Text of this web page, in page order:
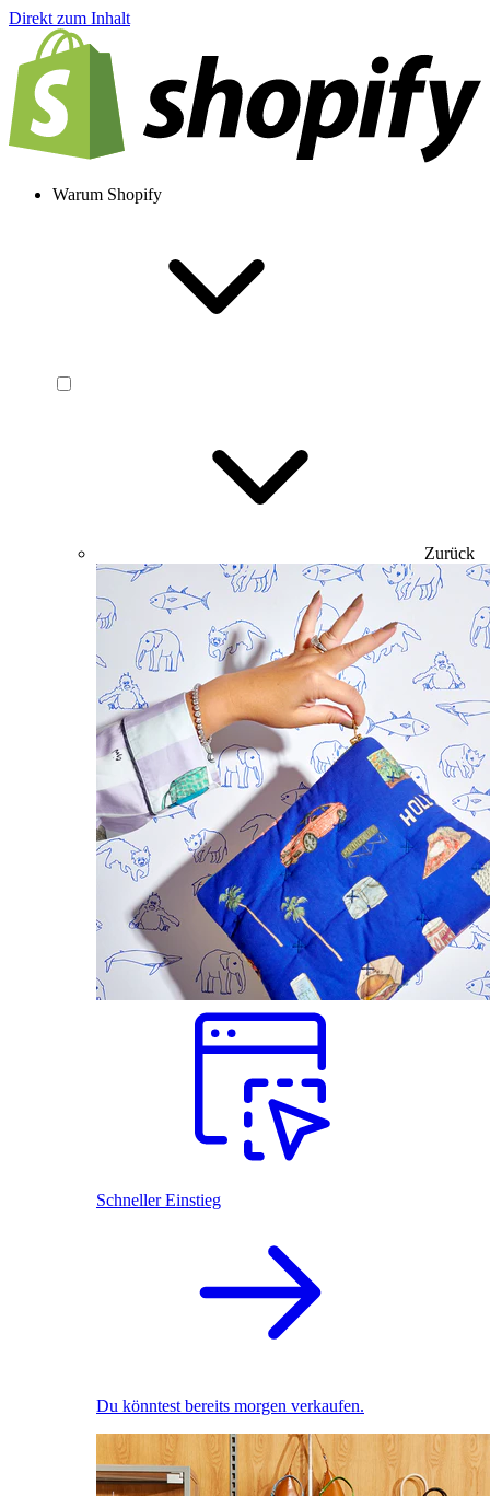
Direkt zum Inhalt
Warum Shopify
Zurück
Schneller Einstieg
Du könntest bereits morgen verkaufen.